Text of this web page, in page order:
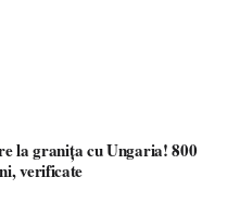
la granița cu Ungaria! 800
verificate